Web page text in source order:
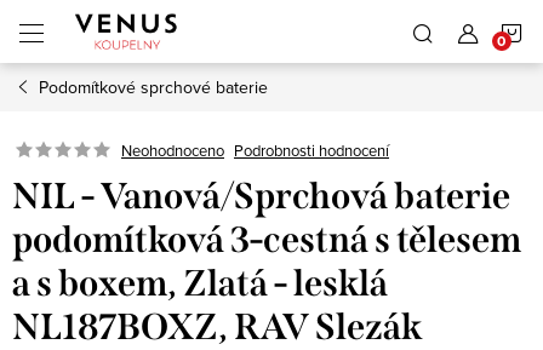
obsah
Podomítkové sprchové baterie
Neohodnoceno Podrobnosti hodnocení
NIL - Vanová/Sprchová baterie
podomítková 3-cestná s tělesem
a s boxem, Zlatá - lesklá
NL187BOXZ, RAV Slezák